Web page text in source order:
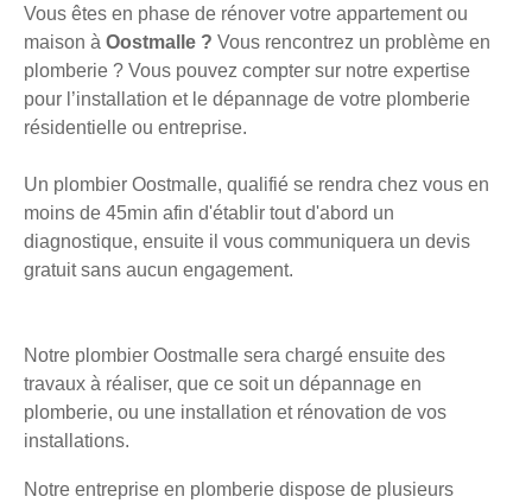
Vous êtes en phase de rénover votre appartement ou
maison à Oostmalle ? Vous rencontrez un problème en
plomberie ? Vous pouvez compter sur notre expertise
pour l’installation et le dépannage de votre plomberie
résidentielle ou entreprise.
Un plombier Oostmalle, qualifié se rendra chez vous en
moins de 45min afin d'établir tout d'abord un
diagnostique, ensuite il vous communiquera un devis
gratuit sans aucun engagement.
Notre plombier Oostmalle sera chargé ensuite des
travaux à réaliser, que ce soit un dépannage en
plomberie, ou une installation et rénovation de vos
installations.
Notre entreprise en plomberie dispose de plusieurs